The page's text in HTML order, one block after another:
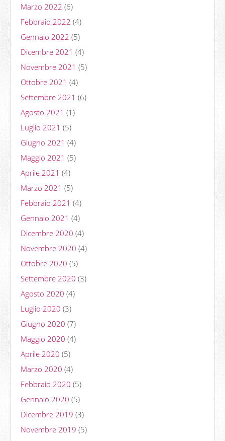
Marzo 2022 (6)
Febbraio 2022 (4)
Gennaio 2022 (5)
Dicembre 2021 (4)
Novembre 2021 (5)
Ottobre 2021 (4)
Settembre 2021 (6)
Agosto 2021 (1)
Luglio 2021 (5)
Giugno 2021 (4)
Maggio 2021 (5)
Aprile 2021 (4)
Marzo 2021 (5)
Febbraio 2021 (4)
Gennaio 2021 (4)
Dicembre 2020 (4)
Novembre 2020 (4)
Ottobre 2020 (5)
Settembre 2020 (3)
Agosto 2020 (4)
Luglio 2020 (3)
Giugno 2020 (7)
Maggio 2020 (4)
Aprile 2020 (5)
Marzo 2020 (4)
Febbraio 2020 (5)
Gennaio 2020 (5)
Dicembre 2019 (3)
Novembre 2019 (5)